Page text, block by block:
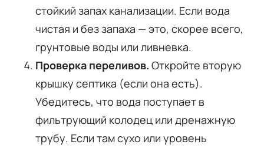
стойкий запах канализации. Если вода
чистая и без запаха — это, скорее всего,
грунтовые воды или ливневка.
Проверка переливов. Откройте вторую
крышку септика (если она есть).
Убедитесь, что вода поступает в
фильтрующий колодец или дренажную
трубу. Если там сухо или уровень